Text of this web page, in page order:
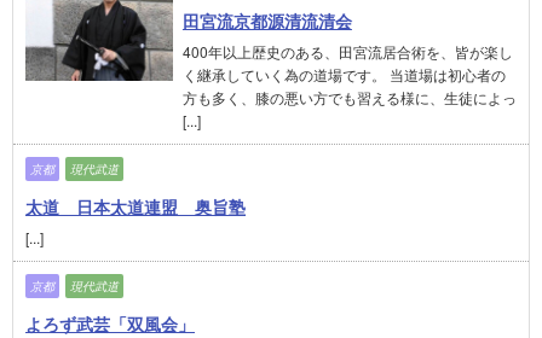
田宮流京都源清流清会
400年以上歴史のある、田宮流居合術を、皆が楽し
く継承していく為の道場です。 当道場は初心者の
方も多く、膝の悪い方でも習える様に、生徒によっ
[...]
京都 現代武道
太道 日本太道連盟 奥旨塾
[...]
京都 現代武道
よろず武芸「双風会」